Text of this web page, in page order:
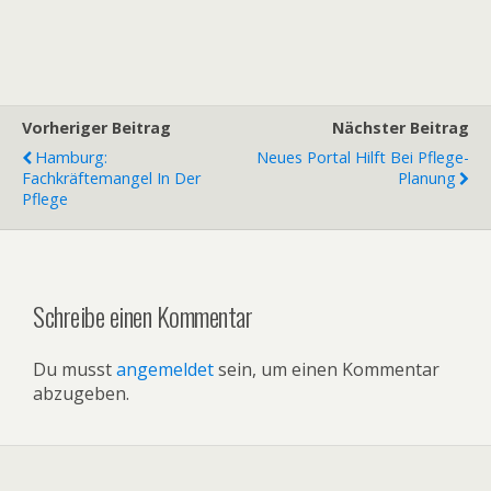
Vorheriger Beitrag
Hamburg:
Fachkräftemangel In Der
Pflege
Nächster Beitrag
Neues Portal Hilft Bei Pflege-
Planung
Schreibe einen Kommentar
Du musstangemeldetsein, um einen Kommentar
abzugeben.